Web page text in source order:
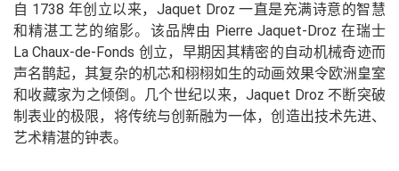
自 1738 年创立以来，Jaquet Droz 一直是充满诗意的智慧
和精湛工艺的缩影。该品牌由 Pierre Jaquet-Droz 在瑞士
La Chaux-de-Fonds 创立，早期因其精密的自动机械奇迹而
声名鹊起，其复杂的机芯和栩栩如生的动画效果令欧洲皇室
和收藏家为之倾倒。几个世纪以来，Jaquet Droz 不断突破
制表业的极限，将传统与创新融为一体，创造出技术先进、
艺术精湛的钟表。